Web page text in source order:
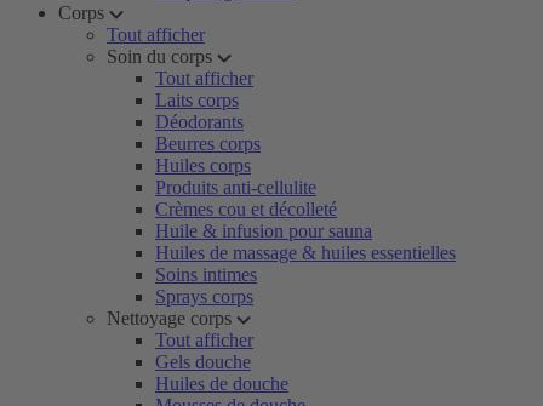
Corps
Tout afficher
Soin du corps
Tout afficher
Laits corps
Déodorants
Beurres corps
Huiles corps
Produits anti-cellulite
Crèmes cou et décolleté
Huile & infusion pour sauna
Huiles de massage & huiles essentielles
Soins intimes
Sprays corps
Nettoyage corps
Tout afficher
Gels douche
Huiles de douche